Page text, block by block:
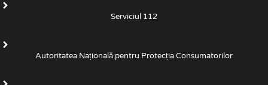
Serviciul 112
Autoritatea Națională pentru Protecția Consumatorilor